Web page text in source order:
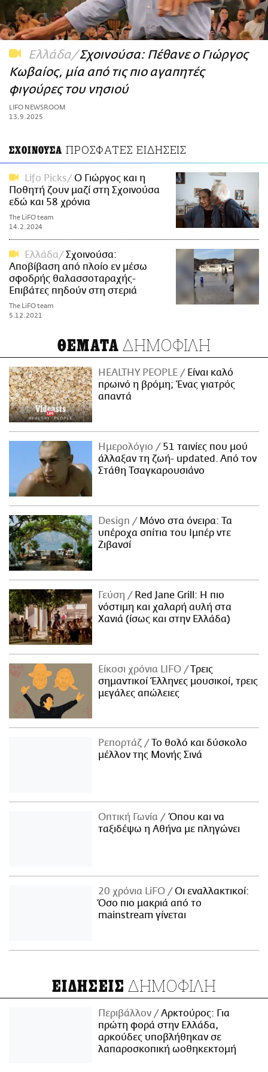
ΑΜΠΑ
PRINT
Ελλάδα Σχοινούσα: Πέθανε ο Γιώργος
Κωβαίος, μία από τις πιο αγαπητές
φιγούρες του νησιού
LIFO NEWSROOM
13.9.2025
ΣΧΟΙΝΟΥΣΑ ΠΡΟΣΦΑΤΕΣ ΕΙΔΗΣΕΙΣ
Lifo Picks
O Γιώργος και η
Ποθητή ζουν μαζί στη Σχοινούσα
εδώ και 58 χρόνια
The LiFO team
14.2.2024
Ελλάδα
Σχοινούσα:
Αποβίβαση από πλοίο εν μέσω
σφοδρής θαλασσοταραχής-
Επιβάτες πηδούν στη στεριά
The LiFO team
5.12.2021
ΘΕΜΑΤΑ ΔΗΜΟΦΙΛΗ
HEALTHY PEOPLE
Είναι καλό
πρωινό η βρόμη; Ένας γιατρός
απαντά
Ημερολόγιο
51 ταινίες που μού
άλλαξαν τη ζωή- updated. Aπό τον
Στάθη Τσαγκαρουσιάνο
Design
Μόνο στα όνειρα: Τα
υπέροχα σπίτια του Ιμπέρ ντε
Ζιβανσί
Γεύση
Red Jane Grill: Η πιο
νόστιμη και χαλαρή αυλή στα
Χανιά (ίσως και στην Ελλάδα)
Είκοσι χρόνια LIFO
Tρεις
σημαντικοί Έλληνες μουσικοί, τρεις
μεγάλες απώλειες
Ρεπορτάζ
Το θολό και δύσκολο
μέλλον της Μονής Σινά
Οπτική Γωνία
Όπου και να
ταξιδέψω η Αθήνα με πληγώνει
20 χρόνια LiFO
Οι εναλλακτικοί:
Όσο πιο μακριά από το
mainstream γίνεται
ΕΙΔΗΣΕΙΣ ΔΗΜΟΦΙΛΗ
Περιβάλλον
Αρκτούρος: Για
πρώτη φορά στην Ελλάδα,
αρκούδες υποβλήθηκαν σε
λαπαροσκοπική ωοθηκεκτομή